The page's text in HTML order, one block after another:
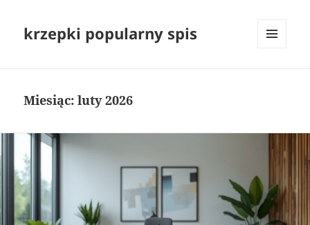
krzepki popularny spis
Miesiąc:luty 2026